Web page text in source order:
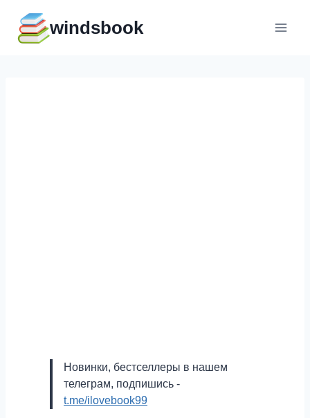
содержимому
windsbook
Новинки, бестселлеры в нашем
телеграм, подпишись -
t.me/ilovebook99